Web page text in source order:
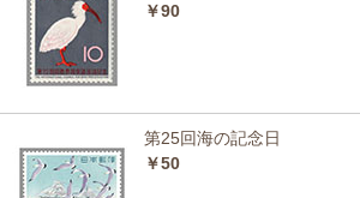
￥90
第25回海の記念日
￥50